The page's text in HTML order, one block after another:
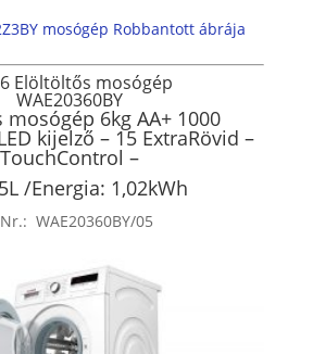
mosógép Robbantott ábrája
Elöltöltős mosógép
WAE20360BY
6kg AA+ 1000
kijelző – 15 ExtraRövid –
TouchControl –
/Energia: 1,02kWh
WAE20360BY/05